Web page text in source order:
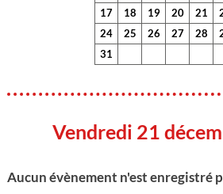
17
18 19 20 21
24
25 26 27 28
31
Vendredi 21
Aucun évènement n'est enregistré